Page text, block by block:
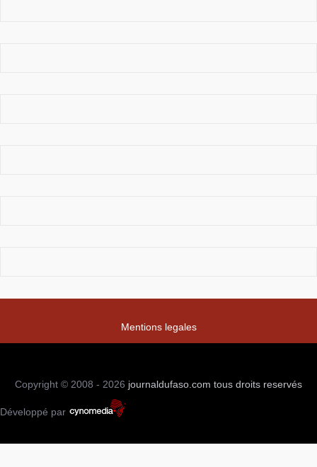
Mentions legales
Copyright © 2008 - 2026 journaldufaso.com tous droits reservés
Développé par